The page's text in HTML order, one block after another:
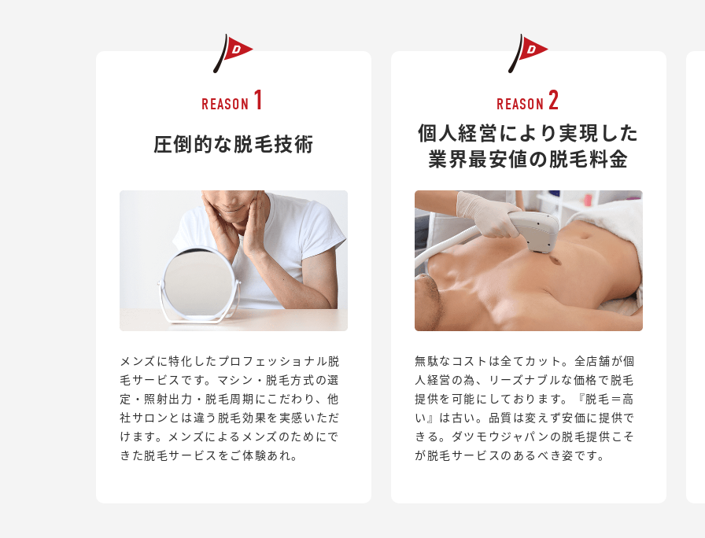
REASON 1
圧倒的な脱毛技術
メンズに特化したプロフェッショナル脱
毛サービスです。マシン・脱毛方式の選
定・照射出力・脱毛周期にこだわり、他
社サロンとは違う脱毛効果を実感いただ
けます。メンズによるメンズのためにで
きた脱毛サービスをご体験あれ。
REASON 2
個人経営により実現した
業界最安値の脱毛料金
無駄なコストは全てカット。全店舗が個
人経営の為、リーズナブルな価格で脱毛
提供を可能にしております。『脱毛＝高
い』は古い。品質は変えず安価に提供で
きる。ダツモウジャパンの脱毛提供こそ
が脱毛サービスのあるべき姿です。